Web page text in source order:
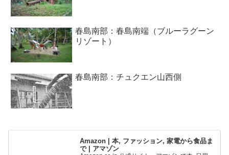
春島南部：春島南端（ブルーラグーン
リゾート）
春島南部：チュクエン山西側
Amazon | 本, ファッション, 家電から食品ま
で | アマゾン